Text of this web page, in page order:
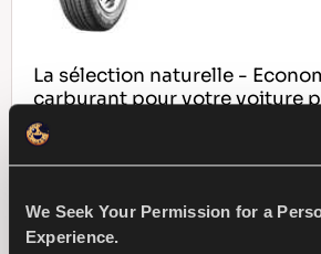
We Seek Your Permission for a
Experience.
La sélection naturelle -
carburant pour votre voiture
compacte